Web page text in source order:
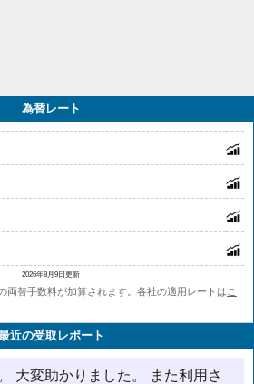
為替レート
2026年8月9日更新
両替手数料が加算されます。各社の適用レートは こ
近の受取レポート
大変助かりました。 また利用さ